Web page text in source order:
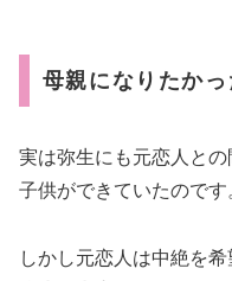
母親になりたか
実は弥生にも元恋人との
子供ができていたのです
しかし元恋人は中絶を希